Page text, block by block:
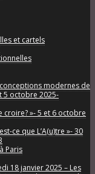
et cartels
modernes de
5 octobre 2025-
croire? »- 5 et 6 octobre
ce que L’A(u)tre »- 30
Paris
18 janvier 2025 – Les